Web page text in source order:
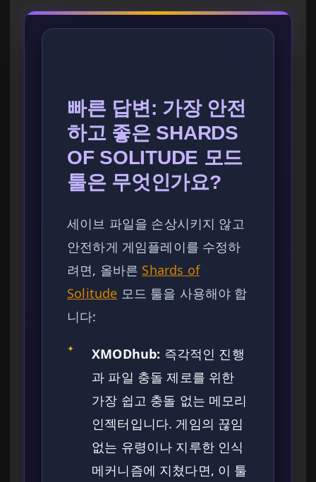
빠른 답변: 가장 안전
하고 좋은 SHARDS
OF SOLITUDE 모드
툴은 무엇인가요?
세이브 파일을 손상시키지 않고
안전하게 게임플레이를 수정하
려면, 올바른 Shards of
Solitude 모드 툴을 사용해야 합
니다:
✦ XMODhub: 즉각적인 진행
과 파일 충돌 제로를 위한
가장 쉽고 충돌 없는 메모리
인젝터입니다. 게임의 끊임
없는 유령이나 지루한 인식
메커니즘에 지쳤다면, 이 툴